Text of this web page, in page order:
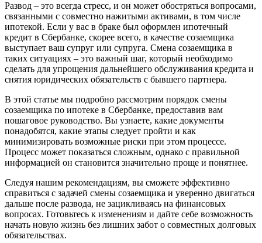
Развод – это всегда стресс, и он может обостряться вопросами,
связанными с совместно нажитыми активами, в том числе
ипотекой. Если у вас в браке был оформлен ипотечный
кредит в Сбербанке, скорее всего, в качестве созаемщика
выступает ваш супруг или супруга. Смена созаемщика в
таких ситуациях – это важный шаг, который необходимо
сделать для упрощения дальнейшего обслуживания кредита и
снятия юридических обязательств с бывшего партнера.
В этой статье мы подробно рассмотрим порядок смены
созаемщика по ипотеке в Сбербанке, предоставив вам
пошаговое руководство. Вы узнаете, какие документы
понадобятся, какие этапы следует пройти и как
минимизировать возможные риски при этом процессе.
Процесс может показаться сложным, однако с правильной
информацией он становится значительно проще и понятнее.
Следуя нашим рекомендациям, вы сможете эффективно
справиться с задачей смены созаемщика и уверенно двигаться
дальше после развода, не зацикливаясь на финансовых
вопросах. Готовьтесь к изменениям и дайте себе возможность
начать новую жизнь без лишних забот о совместных долговых
обязательствах.